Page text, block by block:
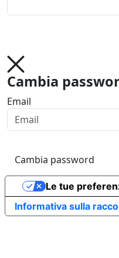
Cambia
Email
Cambia password
Informativa sulla
Le tue